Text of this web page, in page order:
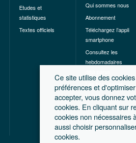
Etudes et
statistiques
Textes officiels
Qui sommes nous
Abonnement
Téléchargez l’appli
smartphone
Consultez les
hebdomadaires
Les hors-séries
Mentions légales
Conditions
générales de
ventes
Ce site utilise des
préférences et
accepter, vous donnez
cookies. En cliquant sur
cookies non nécessaires
aussi choisir
cookies.